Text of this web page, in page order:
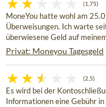
(1,75)
MoneYou hatte wohl am
Überweisungen. Ich warte
überwiesene Geld auf
Privat: Moneyou Tagesgeld
(2,5)
Es wird bei der
Informationen eine Gebühr